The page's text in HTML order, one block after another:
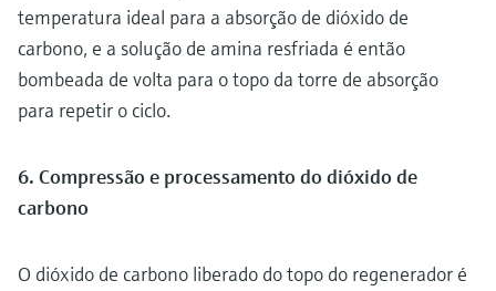
temperatura ideal para a absorção de dióxido de
carbono, e a solução de amina resfriada é então
bombeada de volta para o topo da torre de absorção
para repetir o ciclo.
6. Compressão e processamento do dióxido de
carbono
O dióxido de carbono liberado do topo do regenerador é